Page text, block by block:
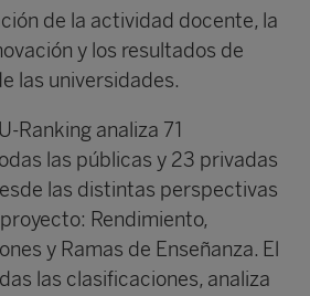
de la actividad docente, la
y los resultados de
las universidades.
Ranking analiza 71
las públicas y 23 privadas
las distintas perspectivas
Rendimiento,
y Ramas de Enseñanza. El
las clasificaciones, analiza